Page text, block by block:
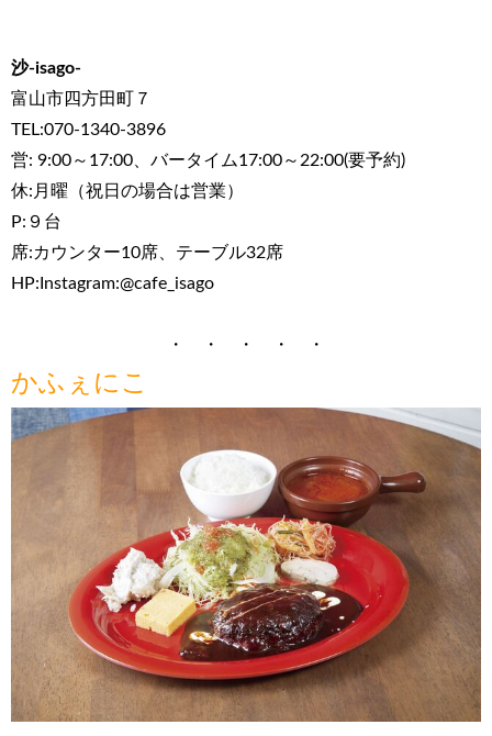
沙-isago-
富山市四方田町７
TEL:070-1340-3896
営: 9:00～17:00、バータイム17:00～22:00(要予約)
休:月曜（祝日の場合は営業）
P:９台
席:カウンター10席、テーブル32席
HP:Instagram:@cafe_isago
・ ・ ・ ・ ・
かふぇにこ